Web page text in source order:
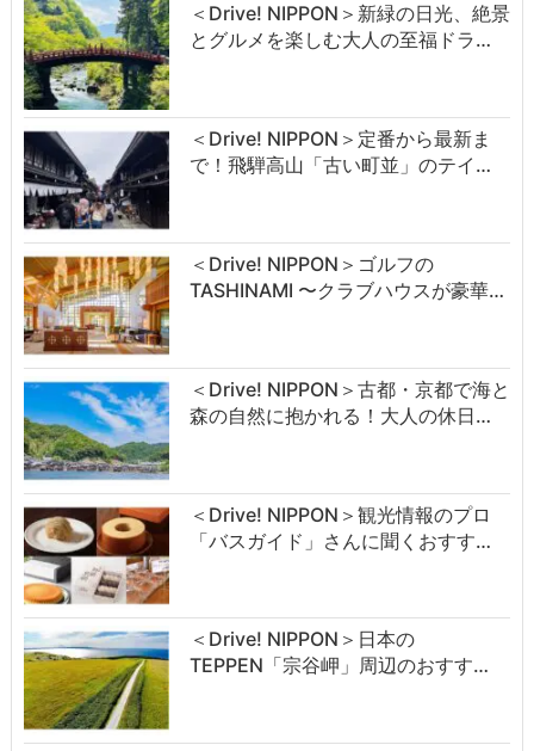
＜Drive! NIPPON＞新緑の日光、絶景
とグルメを楽しむ大人の至福ドラ…
＜Drive! NIPPON＞定番から最新ま
で！飛騨高山「古い町並」のテイ…
＜Drive! NIPPON＞ゴルフの
TASHINAMI 〜クラブハウスが豪華…
＜Drive! NIPPON＞古都・京都で海と
森の自然に抱かれる！大人の休日…
＜Drive! NIPPON＞観光情報のプロ
「バスガイド」さんに聞くおすす…
＜Drive! NIPPON＞日本の
TEPPEN「宗谷岬」周辺のおすす…